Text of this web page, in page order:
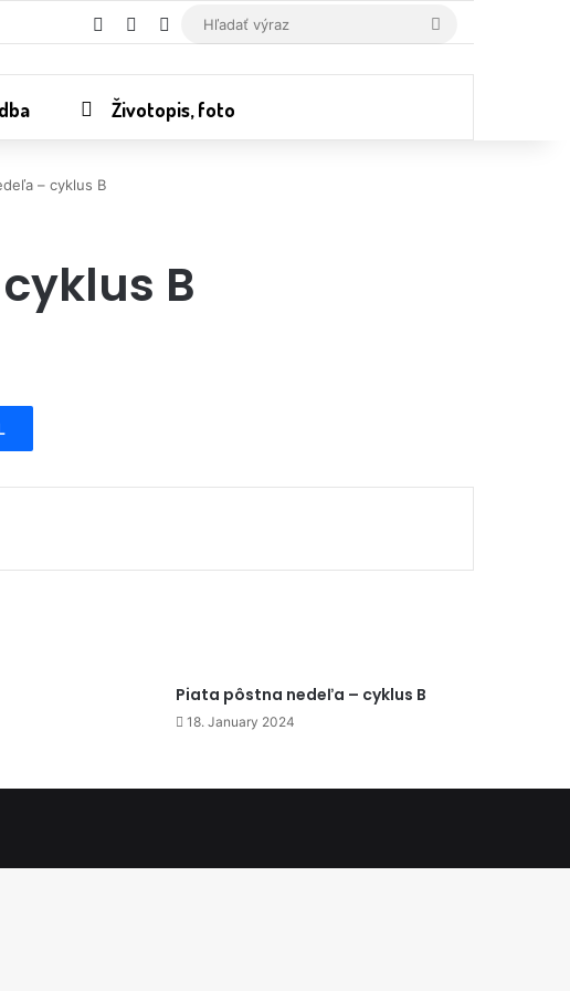
RSS Random Article
Switch skin
Hľadať
Životopis, foto
– cyklus B
B
Piata pôstna nedeľa – cyklus B
18. January 2024